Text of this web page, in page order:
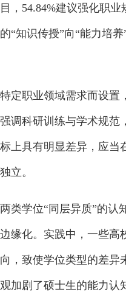
，54.84%建议强化职业
“知识传授”向“能力培
职业领域需求而设置
调科研训练与学术规
上具有明显差异，应
立。
学位“同层异质”的认
缘化。实践中，一些
，致使学位类型的差
加剧了硕士生的能力认